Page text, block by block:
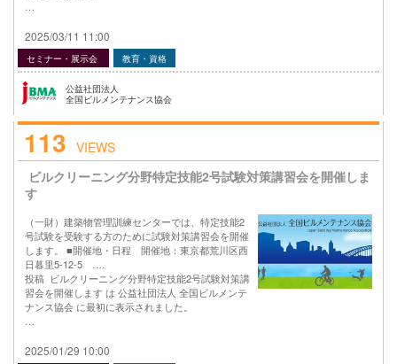
2025/03/11 11:00
セミナー・展示会 教育・資格
公益社団法人
全国ビルメンテナンス協会
113 VIEWS
ビルクリーニング分野特定技能2号試験対策講習会を開催しま
す
（一財）建築物管理訓練センターでは、特定技能2
号試験を受験する方のために試験対策講習会を開催
します。 ■開催地・日程 開催地：東京都荒川区西
日暮里5-12-5 ….
投稿 ビルクリーニング分野特定技能2号試験対策講
習会を開催します は 公益社団法人 全国ビルメンテ
ナンス協会 に最初に表示されました。
2025/01/29 10:00